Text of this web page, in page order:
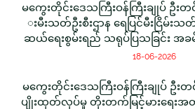
မကွေးတိုင်းဒေသကြီးဝန်ကြီးချုပ် ဦ
းမီးသတ်ဦးစီးဌာန ရေပြင်မီးငြိမ်း
ဆယ်ရေးစွမ်းရည် သရုပ်ပြသခြင်း အ
18-06-2026
မကွေးတိုင်းဒေသကြီးဝန်ကြီးချုပ် ဦး
ပျိုးထုတ်လုပ်မှု တိုးတက်မြင့်မားရေး